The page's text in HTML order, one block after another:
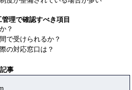
理で確認すべき項目
？
で受けられるか？
の対応窓口は？
事